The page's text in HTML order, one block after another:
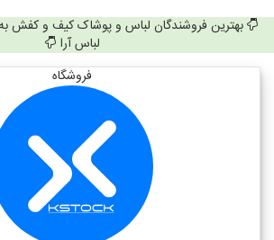
بهترین فروشندگان لباس و پوشاک کیف و کفش
لباس آرا
فروشگاه